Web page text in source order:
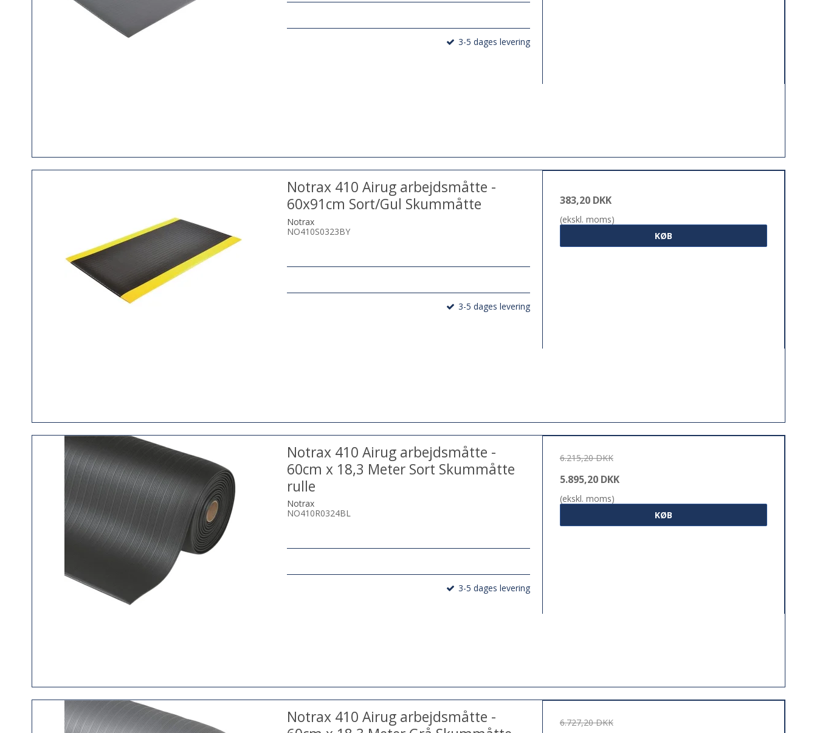
3-5 dages levering
Notrax 410 Airug arbejdsmåtte -
60x91cm Sort/Gul Skummåtte
Notrax
NO410S0323BY
3-5 dages levering
383,20 DKK
(ekskl. moms)
KØB
Notrax 410 Airug arbejdsmåtte -
60cm x 18,3 Meter Sort Skummåtte
rulle
Notrax
NO410R0324BL
3-5 dages levering
6.215,20 DKK
5.895,20 DKK
(ekskl. moms)
KØB
Notrax 410 Airug arbejdsmåtte -
6.727,20 DKK